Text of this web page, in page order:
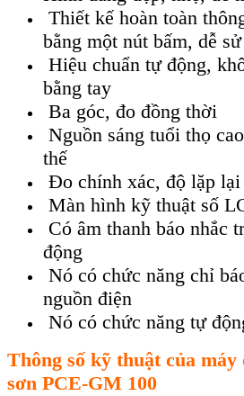
Thiết kế hoàn toàn
bằng một nút bấm, dễ
Hiệu chuẩn tự động,
bằng tay
Ba góc, đo đồng thời
Nguồn sáng tuổi thọ
thế
Đo chính xác, độ lặp
Màn hình kỹ thuật số
Có âm thanh báo nhắc
động
Nó có chức năng chỉ
nguồn điện
Nó có chức năng tự
Thông số kỹ thuật của máy
sơn PCE-GM 100